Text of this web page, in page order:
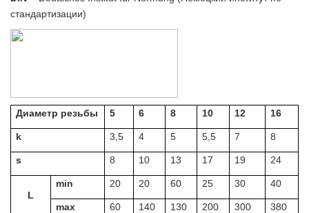
стандартизации)
Диаметр резьбы 5 6 8 10 12 16
k 3,5 4 5 5,5 7 8
s 8 10 13 17 19 24
L
min 20 20 60 25 30 40
max 60 140 130 200 300 380